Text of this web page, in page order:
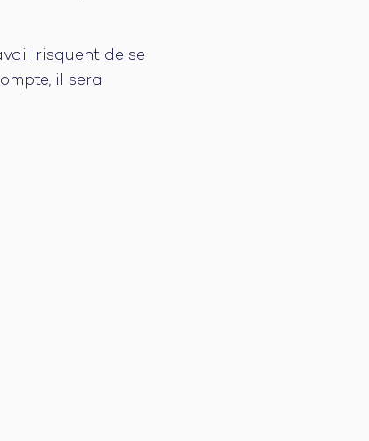
risquent de se
il sera